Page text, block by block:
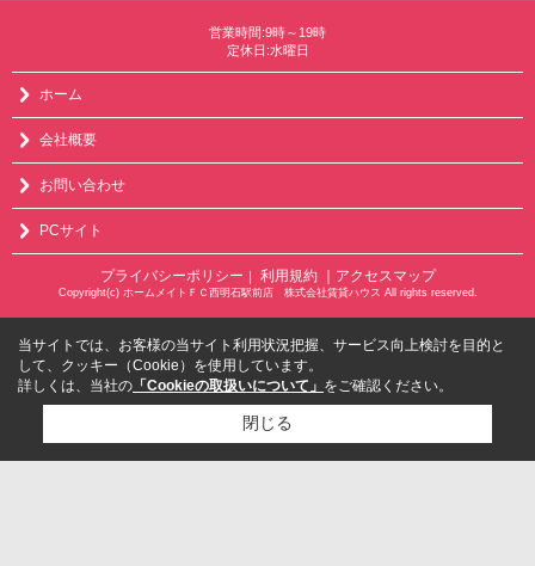
営業時間:9時～19時
定休日:水曜日
ホーム
会社概要
お問い合わせ
PCサイト
プライバシーポリシー 利用規約 ｜アクセスマップ
Copyright(c) ホームメイトＦＣ西明石駅前店 株式会社賃貸ハウス All rights reserved.
当サイトでは、お客様の当サイト利用状況把握、サービス向上検討を目的と
して、クッキー（Cookie）を使用しています。
詳しくは、当社の 「Cookieの取扱いについて」 をご確認ください。
閉じる